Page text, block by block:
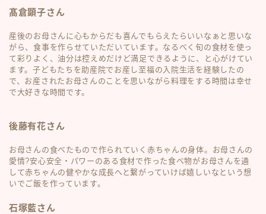
髙倉顕子さん
産後のお母さんに心もからだも喜んでもらえたらいいなぁと思いな
がら、食事を作らせていただいています。なるべく旬の食材を使っ
て彩りよく、油分は控えめだけど満足できるように、と心がけてい
ます。子どもたちを助産院でお産し至福の入院生活を経験したの
で、お産されたお母さんのことを思いながら料理をする時間は幸せ
で大好きな時間です。
後藤有花さん
お母さんの食べたもので作られていく赤ちゃんの身体。お母さんの
愛情?安心安全・パワーのある食材で作った食べ物がお母さんを通
して赤ちゃんの健やかな成長へと繋がっていけば嬉しいなという想
いでご飯を作っています。
石塚藍さん